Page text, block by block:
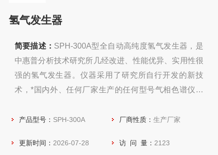
氢气发生器
简要描述： SPH-300A型全自动高纯度氢气发生器，是
中惠普分析技术研究所几经改进、性能优异、实用性很
强的氢气发生器。仪器采用了研究所自行开发的新技
术，*国内外、任何厂家生产的任何型号气相色谱仪配
产品型号： SPH-300A 厂商性质： 生产厂家
更新时间： 2026-07-28 访 问 量： 2123